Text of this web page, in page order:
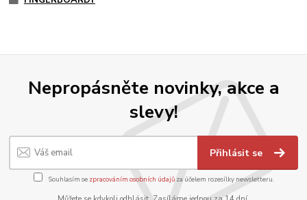
Nepropásněte novinky, akce a
slevy!
Přihlásit se
Souhlasím se zpracováním osobních údajůza účelem rozesílky newsletteru.